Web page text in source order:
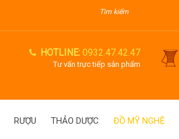
HOTLINE: 0932.47.42.47
Tư vấn trực tiếp sản phẩm
RƯỢU THẢO DƯỢC ĐỒ MỸ NGHỆ